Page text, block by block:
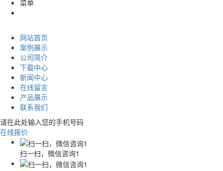
菜单
网站首页
案例展示
公司简介
下载中心
新闻中心
在线留言
产品展示
联系我们
请在此处输入您的手机号码
在线报价
扫一扫，微信咨询1